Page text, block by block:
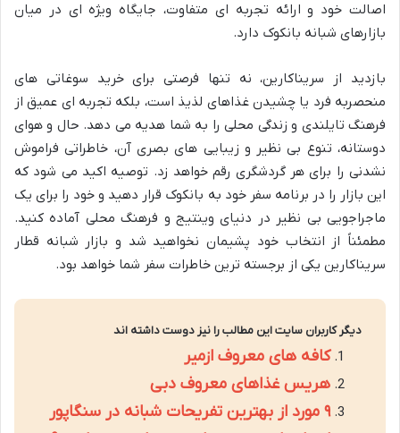
اصالت خود و ارائه تجربه ای متفاوت، جایگاه ویژه ای در میان
بازارهای شبانه بانکوک دارد.
بازدید از سریناکارین، نه تنها فرصتی برای خرید سوغاتی های
منحصربه فرد یا چشیدن غذاهای لذیذ است، بلکه تجربه ای عمیق از
فرهنگ تایلندی و زندگی محلی را به شما هدیه می دهد. حال و هوای
دوستانه، تنوع بی نظیر و زیبایی های بصری آن، خاطراتی فراموش
نشدنی را برای هر گردشگری رقم خواهد زد. توصیه اکید می شود که
این بازار را در برنامه سفر خود به بانکوک قرار دهید و خود را برای یک
ماجراجویی بی نظیر در دنیای وینتیج و فرهنگ محلی آماده کنید.
مطمئناً از انتخاب خود پشیمان نخواهید شد و بازار شبانه قطار
سریناکارین یکی از برجسته ترین خاطرات سفر شما خواهد بود.
دیگر کاربران سایت این مطالب را نیز دوست داشته اند
کافه های معروف ازمیر
هریس غذاهای معروف دبی
۹ مورد از بهترین تفریحات شبانه در سنگاپور